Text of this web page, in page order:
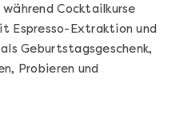
Cocktailkurse
Espresso-Extraktion und
Geburtstagsgeschenk,
Probieren und